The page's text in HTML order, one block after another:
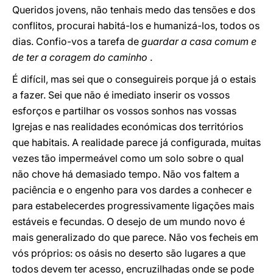
Queridos jovens, não tenhais medo das tensões e dos
conflitos, procurai habitá-los e humanizá-los, todos os
dias. Confio-vos a tarefa de guardar a casa comum e
de ter a coragem do caminho .
É difícil, mas sei que o conseguireis porque já o estais
a fazer. Sei que não é imediato inserir os vossos
esforços e partilhar os vossos sonhos nas vossas
Igrejas e nas realidades económicas dos territórios
que habitais. A realidade parece já configurada, muitas
vezes tão impermeável como um solo sobre o qual
não chove há demasiado tempo. Não vos faltem a
paciência e o engenho para vos dardes a conhecer e
para estabelecerdes progressivamente ligações mais
estáveis e fecundas. O desejo de um mundo novo é
mais generalizado do que parece. Não vos fecheis em
vós próprios: os oásis no deserto são lugares a que
todos devem ter acesso, encruzilhadas onde se pode